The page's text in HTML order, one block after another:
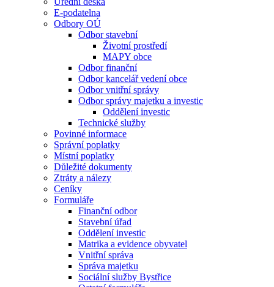
E-podatelna
Odbory OÚ
Odbor stavební
Životní prostředí
MAPY obce
Odbor finanční
Odbor kancelář vedení obce
Odbor vnitřní správy
Odbor správy majetku a investic
Oddělení investic
Technické služby
Povinné informace
Správní poplatky
Místní poplatky
Důležité dokumenty
Ztráty a nálezy
Ceníky
Formuláře
Finanční odbor
Stavební úřad
Oddělení investic
Matrika a evidence obyvatel
Vnitřní správa
Správa majetku
Sociální služby Bystřice